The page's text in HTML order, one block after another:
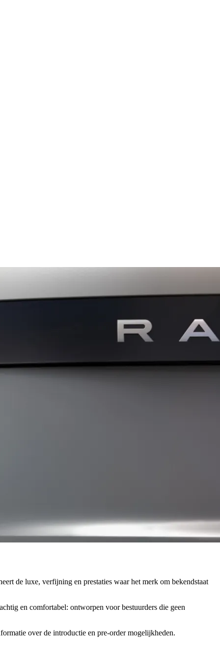
de luxe, verfijning en prestaties waar het merk om bekendstaat
en comfortabel: ontworpen voor bestuurders die geen
over de introductie en pre-order mogelijkheden.